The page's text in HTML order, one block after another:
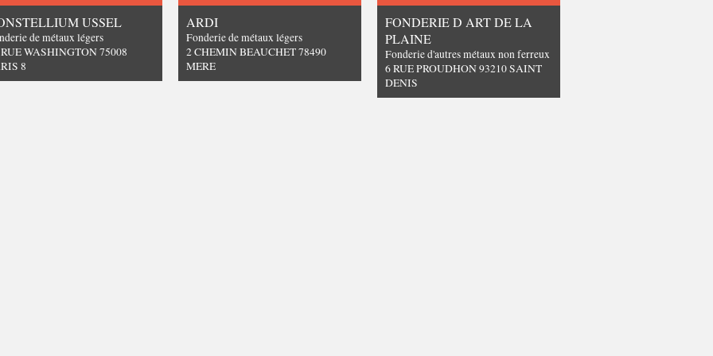
USSEL
de métaux légers
WASHINGTON 75008
8
ARDI
Fonderie de métaux légers
2 CHEMIN BEAUCHET 78490
MERE
FONDERIE D ART DE LA
PLAINE
Fonderie d'autres métaux non ferreux
6 RUE PROUDHON 93210 SAINT
DENIS